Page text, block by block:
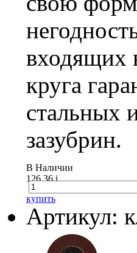
входящих
круга
стальных
зазубрин.
В Наличии
126.36i
купить
Артикул: